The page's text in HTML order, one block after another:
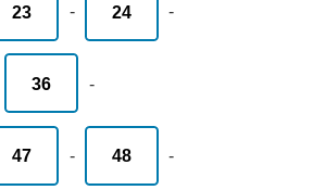
23 - 24 -
36 -
47 - 48 -